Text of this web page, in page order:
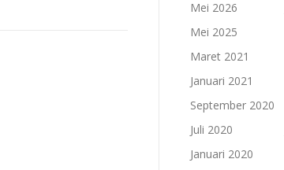
Mei 2026
Mei 2025
Maret 2021
Januari 2021
September 2020
Juli 2020
Januari 2020